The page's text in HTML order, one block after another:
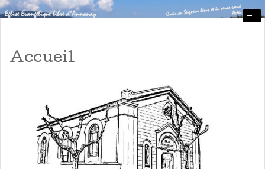
Viens découvrir et tu verras -
Accueil